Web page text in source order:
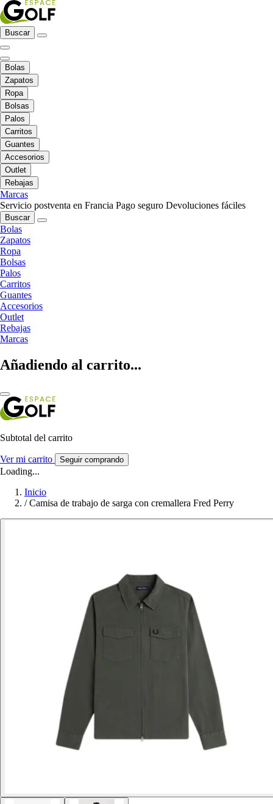
Buscar
Bolas
Zapatos
Ropa
Bolsas
Palos
Carritos
Guantes
Accesorios
Outlet
Rebajas
Marcas
Servicio postventa en Francia Pago seguro Devoluciones fáciles
Buscar
Bolas
Zapatos
Ropa
Bolsas
Palos
Carritos
Guantes
Accesorios
Outlet
Rebajas
Marcas
Añadiendo al carrito...
Subtotal del carrito
Ver mi carrito Seguir comprando
Loading...
Inicio
/ Camisa de trabajo de sarga con cremallera Fred Perry